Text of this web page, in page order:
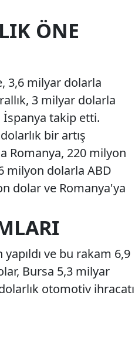
ÖNE
3,6 milyar dolarla
3 milyar dolarla
İspanya takip etti.
bir artış
Romanya, 220 milyon
milyon dolarla ABD
dolar ve Romanya'ya
ve bu rakam 6,9
Bursa 5,3 milyar
otomotiv ihracatı